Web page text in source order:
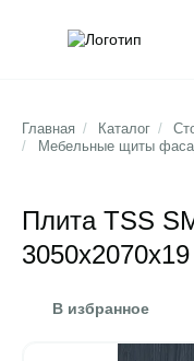
Главная / Каталог /
/
Мебельные щиты
Плита TSS
В избранное